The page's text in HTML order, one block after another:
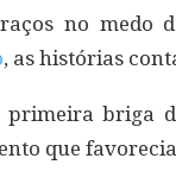
no medo
, as histórias
briga
que